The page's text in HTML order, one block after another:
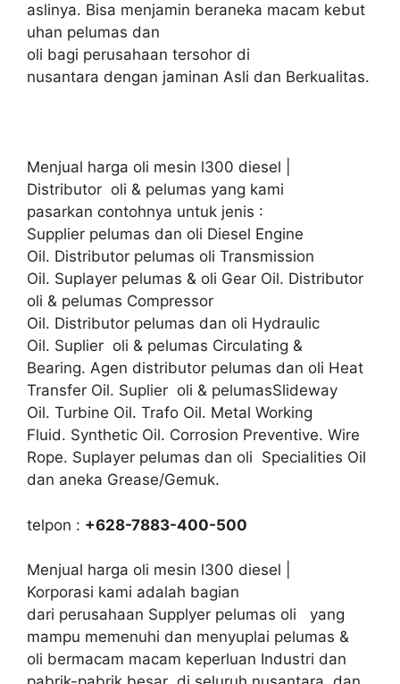
aslinya. Bisa menjamin beraneka macam kebut
uhan pelumas dan
oli bagi perusahaan tersohor di
nusantara dengan jaminan Asli dan Berkualitas.
Menjual harga oli mesin l300 diesel |
Distributor oli & pelumas yang kami
pasarkan contohnya untuk jenis :
Supplier pelumas dan oli Diesel Engine
Oil. Distributor pelumas oli Transmission
Oil. Suplayer pelumas & oli Gear Oil. Distributor
oli & pelumas Compressor
Oil. Distributor pelumas dan oli Hydraulic
Oil. Suplier oli & pelumas Circulating &
Bearing. Agen distributor pelumas dan oli Heat
Transfer Oil. Suplier oli & pelumasSlideway
Oil. Turbine Oil. Trafo Oil. Metal Working
Fluid. Synthetic Oil. Corrosion Preventive. Wire
Rope. Suplayer pelumas dan oli Specialities Oil
dan aneka Grease/Gemuk.
telpon : +628-7883-400-500
Menjual harga oli mesin l300 diesel |
Korporasi kami adalah bagian
dari perusahaan Supplyer pelumas oli yang
mampu memenuhi dan menyuplai pelumas &
oli bermacam macam keperluan Industri dan